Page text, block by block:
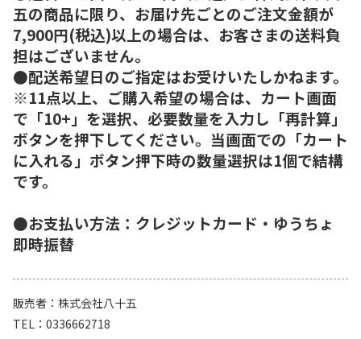
五の商品に限り、お届け先ごとのご注文金額が
7,900円(税込)以上の場合は、お客さまの送料負
担はございません。
●配送希望日のご指定はお受けいたしかねます。
※11点以上、ご購入希望の場合は、カート画面
で「10+」を選択、必要数量を入力し「再計算」
ボタンを押下してください。当画面での「カート
に入れる」ボタン押下時の数量選択は1個で結構
です。
●お支払い方法：クレジットカード・ゆうちょ
即時振替
販売者
株式会社八十五
TEL
0336662718